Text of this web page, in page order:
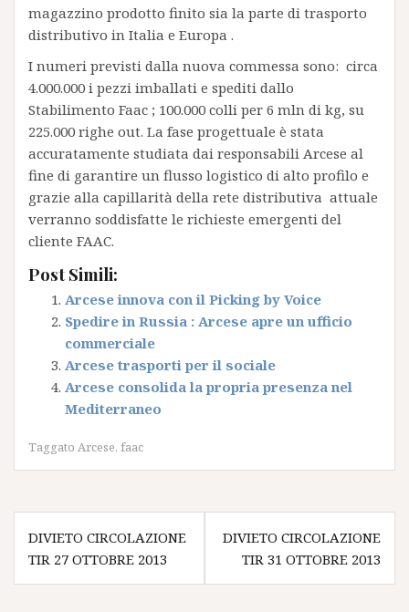
magazzino prodotto finito sia la parte di trasporto
distributivo in Italia e Europa .
I numeri previsti dalla nuova commessa sono: circa
4.000.000 i pezzi imballati e spediti dallo
Stabilimento Faac ; 100.000 colli per 6 mln di kg, su
225.000 righe out. La fase progettuale è stata
accuratamente studiata dai responsabili Arcese al
fine di garantire un flusso logistico di alto profilo e
grazie alla capillarità della rete distributiva attuale
verranno soddisfatte le richieste emergenti del
cliente FAAC.
Post Simili:
Arcese innova con il Picking by Voice
Spedire in Russia : Arcese apre un ufficio
commerciale
Arcese trasporti per il sociale
Arcese consolida la propria presenza nel
Mediterraneo
Taggato Arcese, faac
Navigazione
articoli
DIVIETO CIRCOLAZIONE
TIR 27 OTTOBRE 2013
DIVIETO CIRCOLAZIONE
TIR 31 OTTOBRE 2013